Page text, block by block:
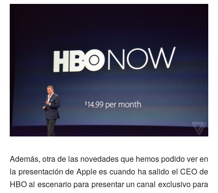
Además, otra de las novedades que hemos podido ver en
la presentación de Apple es cuando ha salido el CEO de
HBO al escenario para presentar un canal exclusivo para